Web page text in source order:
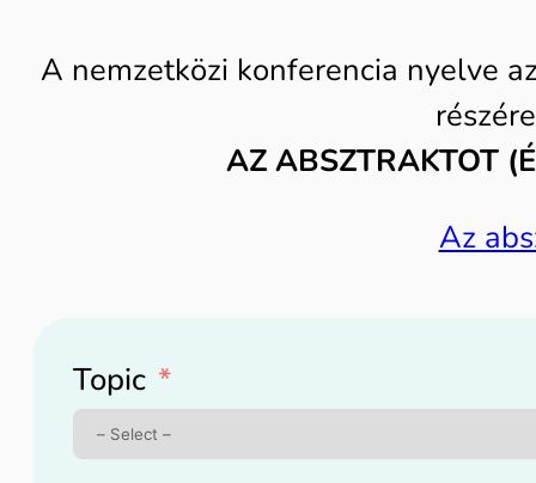
A nemzetközi konferencia nyelve
AZ ABSZTRAKTOT
Az
Topic